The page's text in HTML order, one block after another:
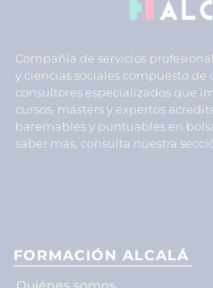
Compañía de servicios
y ciencias sociales compuesto
consultores especializados que
cursos, másters y expertos
baremables y puntuables en
saber más, consulta nuestra
FORMACIÓN ALCALÁ